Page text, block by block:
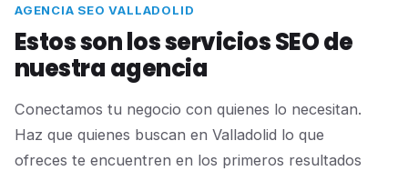
AGENCIA SEO VALLADOLID
Estos son los servicios SEO de
nuestra agencia
Conectamos tu negocio con quienes lo necesitan.
Haz que quienes buscan en Valladolid lo que
ofreces te encuentren en los primeros resultados